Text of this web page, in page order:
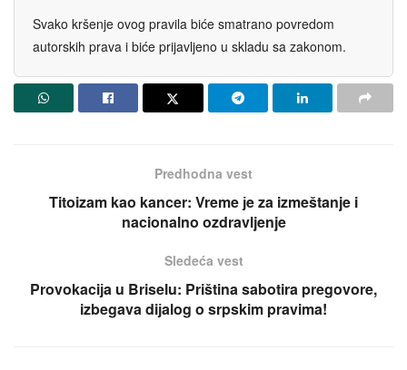
Svako kršenje ovog pravila biće smatrano povredom
autorskih prava i biće prijavljeno u skladu sa zakonom.
Predhodna vest
Titoizam kao kancer: Vreme јe za izmeštanje i
nacionalno ozdravljenje
Sledeća vest
Provokaciјa u Briselu: Priština sabotira pregovore,
izbegava diјalog o srpskim pravima!